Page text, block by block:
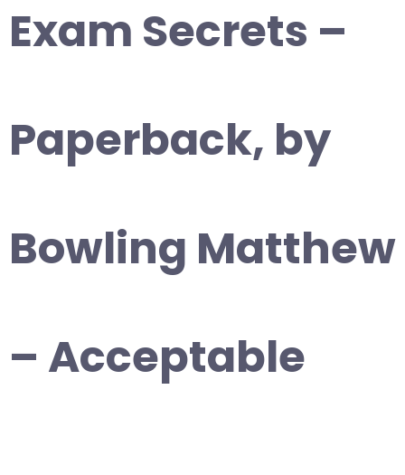
Exam Secrets –
Paperback, by
Bowling Matthew
– Acceptable